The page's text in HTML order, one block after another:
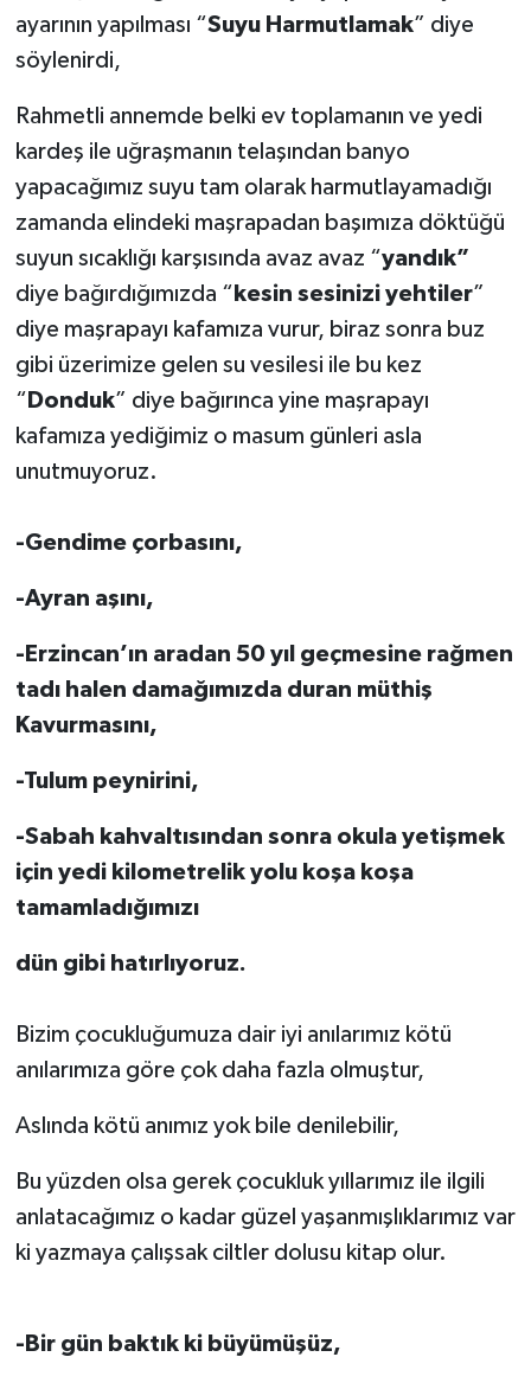
ayarının yapılması “Suyu Harmutlamak” diye
söylenirdi,
Rahmetli annemde belki ev toplamanın ve yedi
kardeş ile uğraşmanın telaşından banyo
yapacağımız suyu tam olarak harmutlayamadığı
zamanda elindeki maşrapadan başımıza döktüğü
suyun sıcaklığı karşısında avaz avaz “yandık”
diye bağırdığımızda “ kesin sesinizi yehtiler”
diye maşrapayı kafamıza vurur, biraz sonra buz
gibi üzerimize gelen su vesilesi ile bu kez
“ Donduk” diye bağırınca yine maşrapayı
kafamıza yediğimiz o masum günleri asla
unutmuyoruz.
-Gendime çorbasını,
-Ayran aşını,
-Erzincan’ın aradan 50 yıl geçmesine rağmen
tadı halen damağımızda duran müthiş
Kavurmasını,
-Tulum peynirini,
-Sabah kahvaltısından sonra okula yetişmek
için yedi kilometrelik yolu koşa koşa
tamamladığımızı
dün gibi hatırlıyoruz.
Bizim çocukluğumuza dair iyi anılarımız kötü
anılarımıza göre çok daha fazla olmuştur,
Aslında kötü anımız yok bile denilebilir,
Bu yüzden olsa gerek çocukluk yıllarımız ile ilgili
anlatacağımız o kadar güzel yaşanmışlıklarımız var
ki yazmaya çalışsak ciltler dolusu kitap olur.
-Bir gün baktık ki büyümüşüz,